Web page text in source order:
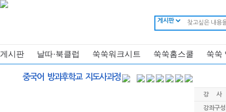
게시판 날따·북클럽 쑥쑥워크시트 쑥쑥홈스쿨 쑥쑥
중국어 방과후학교 지도사과정
강 사
강좌구성